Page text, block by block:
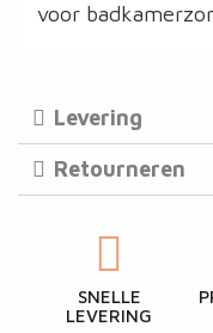
voor
Levering
Retourneren
SNELLE
LEVERING